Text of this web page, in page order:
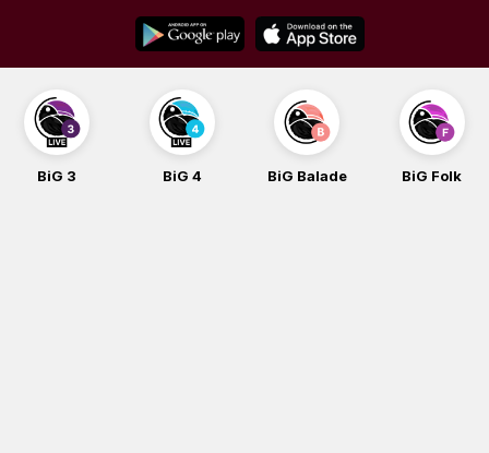
content
BiG Balade BiG Folk BiG